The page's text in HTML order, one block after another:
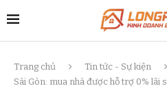
Trang chủ Tin tức - Sự kiện
Sài Gòn: mua nhà được hỗ trợ 0% lãi